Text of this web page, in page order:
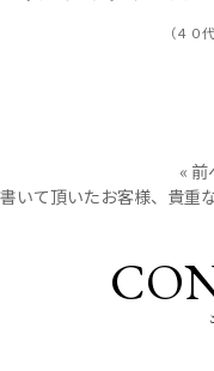
（４
« 前
書いて頂いたお客様、貴重